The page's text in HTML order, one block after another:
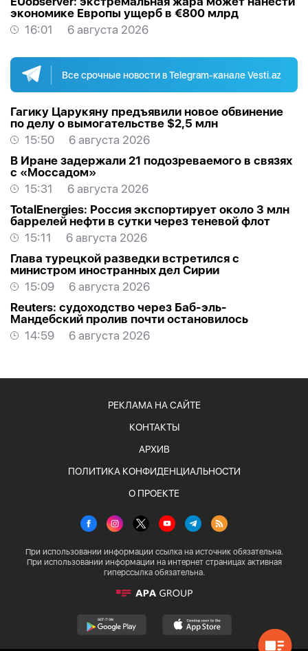
экономике Европы ущерб в €800 млрд
16:01
6 августа 2026
Все срочные новости в Telegram-канале Vesti.az
Гагику Царукяну предъявили новое обвинение
по делу о вымогательстве $2,5 млн
15:50
6 августа 2026
В Иране задержали 21 подозреваемого в связях
с «Моссадом»
15:31
6 августа 2026
TotalEnergies: Россия экспортирует около 3 млн
баррелей нефти в сутки через теневой флот
15:11
6 августа 2026
Глава турецкой разведки встретился с
министром иностранных дел Сирии
15:09
6 августа 2026
Reuters: судоходство через Баб-эль-
Мандебский пролив почти остановилось
14:59
6 августа 2026
РЕКЛАМА НА САЙТЕ
КОНТАКТЫ
АРХИВ
ПОЛИТИКА КОНФИДЕНЦИАЛЬНОСТИ
О ПРОЕКТЕ
При использовании информации ссылка на источник обязательна.
При использовании информации на интернет страницах активная
гиперссылка обязательна.